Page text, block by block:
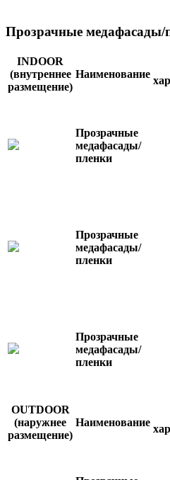
Прозрачные медафасады/
INDOOR
(внутреннее
размещение)
Наименование
Прозрачные
медафасады/
пленки
Прозрачные
медафасады/
пленки
Прозрачные
медафасады/
пленки
OUTDOOR
(наружнее
размещение)
Наименование